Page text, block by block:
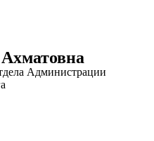
Администрации